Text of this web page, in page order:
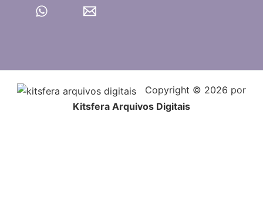
Copyright © 2026 por
Kitsfera Arquivos Digitais